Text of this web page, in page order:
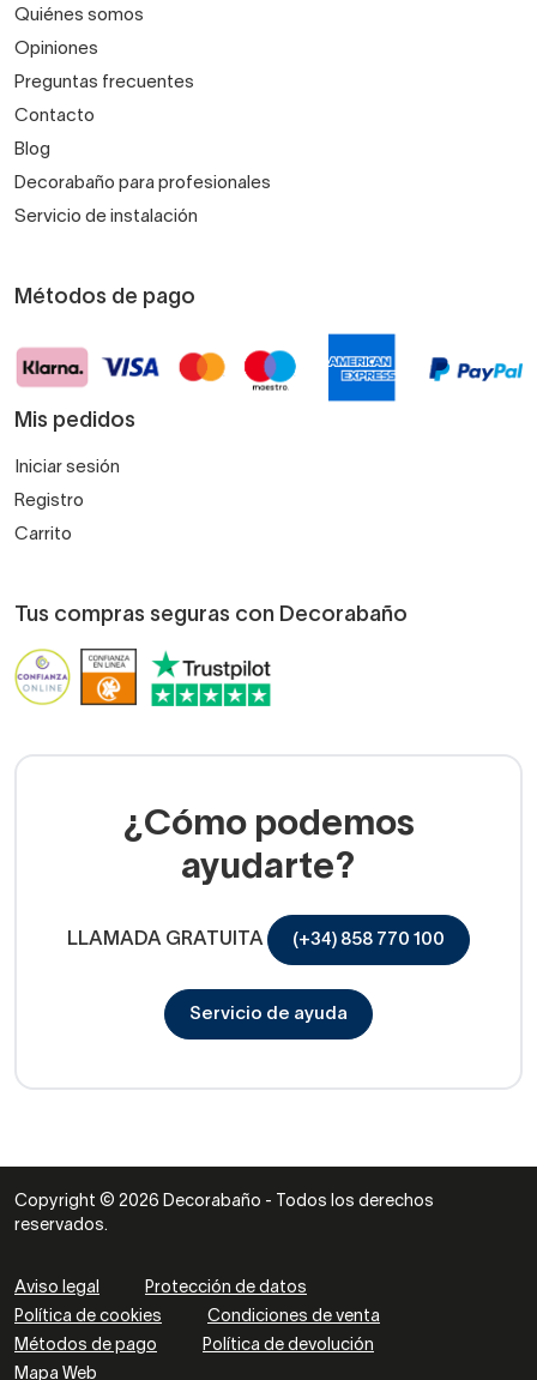
Quiénes somos
Opiniones
Preguntas frecuentes
Contacto
Blog
Decorabaño para profesionales
Servicio de instalación
Métodos de pago
Mis pedidos
Iniciar sesión
Registro
Carrito
Tus compras seguras con Decorabaño
¿Cómo podemos
ayudarte?
LLAMADA GRATUITA (+34) 858 770 100
Servicio de ayuda
Copyright © 2026 Decorabaño - Todos los derechos
reservados.
Aviso legal
Protección de datos
Política de cookies
Condiciones de venta
Métodos de pago
Política de devolución
Mapa Web